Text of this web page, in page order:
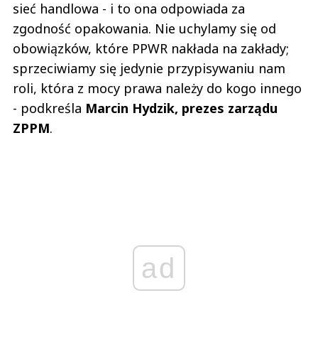
sieć handlowa - i to ona odpowiada za
zgodność opakowania. Nie uchylamy się od
obowiązków, które PPWR nakłada na zakłady;
sprzeciwiamy się jedynie przypisywaniu nam
roli, która z mocy prawa należy do kogo innego
- podkreśla Marcin Hydzik, prezes zarządu
ZPPM.
ad